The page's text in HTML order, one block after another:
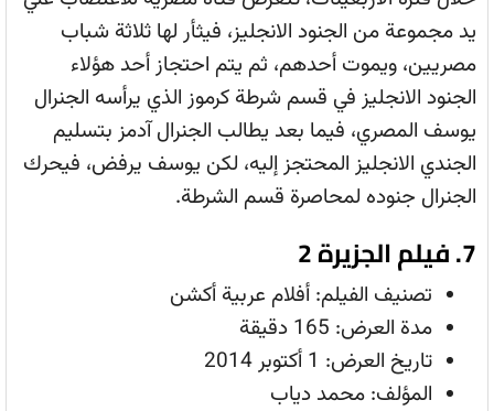
يد مجموعة من الجنود الانجليز، فيثأر لها ثلاثة شباب
مصريين، ويموت أحدهم، ثم يتم احتجاز أحد هؤلاء
الجنود الانجليز في قسم شرطة كرموز الذي يرأسه الجنرال
يوسف المصري، فيما بعد يطالب الجنرال آدمز بتسليم
الجندي الانجليز المحتجز إليه، لكن يوسف يرفض، فيحرك
الجنرال جنوده لمحاصرة قسم الشرطة.
7. فيلم الجزيرة 2
تصنيف الفيلم: أفلام عربية أكشن
مدة العرض: 165 دقيقة
تاريخ العرض: 1 أكتوبر 2014
المؤلف: محمد دياب